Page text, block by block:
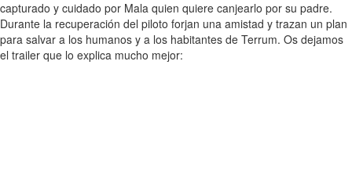
capturado y cuidado por Mala quien quiere canjearlo por su padre.
Durante la recuperación del piloto forjan una amistad y trazan un plan
para salvar a los humanos y a los habitantes de Terrum. Os dejamos
el trailer que lo explica mucho mejor: